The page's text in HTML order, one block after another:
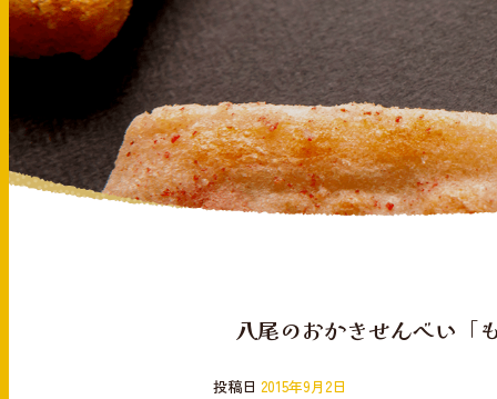
八尾のおかきせんべい「
投稿日 2015年9月2日